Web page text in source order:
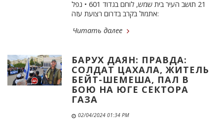
21 תושב העיר בית שמש, לוחם בגדוד 601 • נפל
אתמול בקרב בדרום רצועת עזה:
Читать далее
БАРУХ ДАЯН: ПРАВДА:
СОЛДАТ ЦАХАЛА, ЖИТЕЛЬ
БЕЙТ-ШЕМЕША, ПАЛ В
БОЮ НА ЮГЕ СЕКТОРА
ГАЗА
02/04/2024 01:34 PM